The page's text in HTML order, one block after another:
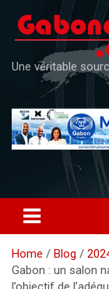
content
Une véritable
Home Blog
Gabon : un salon